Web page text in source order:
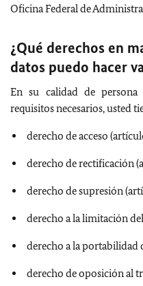
Oficina Federal de
¿Qué derechos en
datos puedo hacer
En su calidad de
requisitos necesarios, usted
derecho de acceso
derecho de rectificación
derecho de supresión
derecho a la limitación
derecho a la portabilidad
derecho de oposición al